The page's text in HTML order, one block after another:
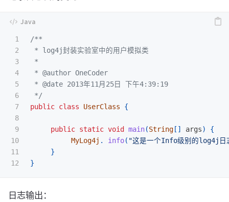
1
2
3
4
5
6
7
8
9
10
11
/**
* log4j封装实验室中的用户模拟类
*
* @author OneCoder
* @date 2013年11月25日 下午4:39:19
*/
public class UserClass {
public static void main(String [] args)
{
MyLog4j . info( "这是一个Info级别的log4j日
}
}
日志输出：